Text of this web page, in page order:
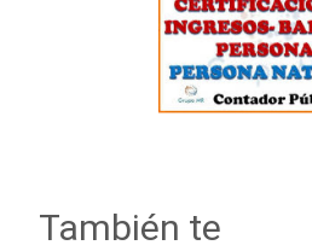
También te